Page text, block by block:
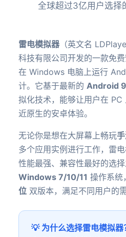
全球超过3亿用户选择
雷电模拟器（英文名
科技有限公司开发的一款免费
在 Windows 电脑上运行
计。它基于最新的 Android
拟化技术，能够让用户在
近原生的安卓体验。
无论你是想在大屏幕上畅玩
多个应用实例进行工作，雷
性能最强、兼容性最好的选
Windows 7/10/11 操作系统
位 双版本，满足不同用户的需
💡 为什么选择雷电模拟器